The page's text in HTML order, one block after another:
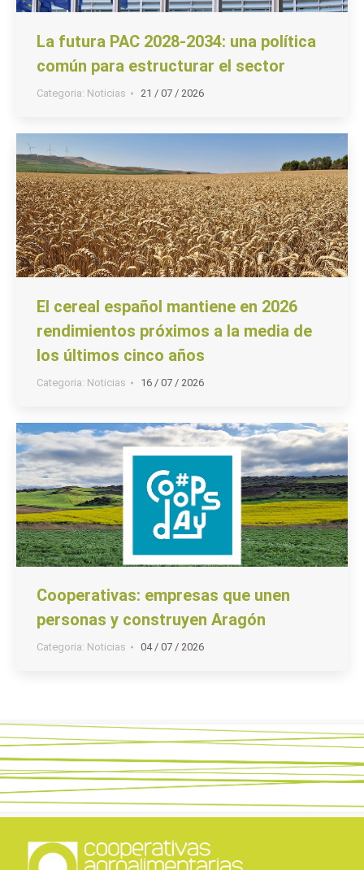
La futura PAC 2028-2034: una política
común para estructurar el sector
Categoria: Noticias 21 / 07 / 2026
El cereal español mantiene en 2026
rendimientos próximos a la media de
los últimos cinco años
Categoria: Noticias 16 / 07 / 2026
Cooperativas: empresas que unen
personas y construyen Aragón
Categoria: Noticias 04 / 07 / 2026